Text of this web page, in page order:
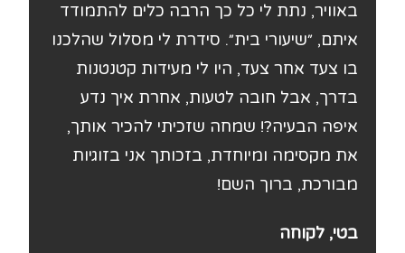
באוויר, נתת לי כל כך הרבה כלים להתמודד
איתם, ״שיעורי בית״. סידרת לי מסלול שהלכנו
בו צעד אחר צעד, היו לי מעידות קטנטנות
בדרך, אבל חובה לטעות, אחרת איך נדע
איפה הבעיה?! שמחה שזכיתי להכיר אותך,
את מקסימה ומיוחדת, בזכותך אני בזוגיות
מבורכת, ברוך השם!
בטי, לקוחה